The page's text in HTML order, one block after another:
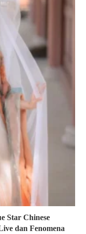
Star Chinese
dan Fenomena